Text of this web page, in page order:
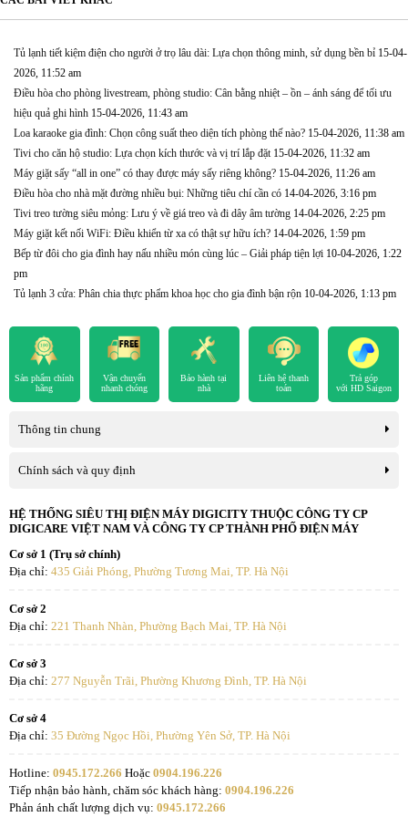
Tủ lạnh tiết kiệm điện cho người ở trọ lâu dài: Lựa chọn thông minh, sử dụng bền bỉ 15-04-
2026, 11:52 am
Điều hòa cho phòng livestream, phòng studio: Cân bằng nhiệt – ồn – ánh sáng để tối ưu
hiệu quả ghi hình 15-04-2026, 11:43 am
Loa karaoke gia đình: Chọn công suất theo diện tích phòng thế nào? 15-04-2026, 11:38 am
Tivi cho căn hộ studio: Lựa chọn kích thước và vị trí lắp đặt 15-04-2026, 11:32 am
Máy giặt sấy “all in one” có thay được máy sấy riêng không? 15-04-2026, 11:26 am
Điều hòa cho nhà mặt đường nhiều bụi: Những tiêu chí cần có 14-04-2026, 3:16 pm
Tivi treo tường siêu mỏng: Lưu ý về giá treo và đi dây âm tường 14-04-2026, 2:25 pm
Máy giặt kết nối WiFi: Điều khiển từ xa có thật sự hữu ích? 14-04-2026, 1:59 pm
Bếp từ đôi cho gia đình hay nấu nhiều món cùng lúc – Giải pháp tiện lợi 10-04-2026, 1:22
pm
Tủ lạnh 3 cửa: Phân chia thực phẩm khoa học cho gia đình bận rộn 10-04-2026, 1:13 pm
Sản phẩm chính
hãng
Vận chuyển
nhanh chóng
Bảo hành tại
nhà
Liên hệ thanh
toán
Trả góp
với HD Saigon
Thông tin chung
Chính sách và quy định
HỆ THỐNG SIÊU THỊ ĐIỆN MÁY DIGICITY THUỘC CÔNG TY CP
DIGICARE VIỆT NAM VÀ CÔNG TY CP THÀNH PHỐ ĐIỆN MÁY
Cơ sở 1 (Trụ sở chính)
Địa chỉ: 435 Giải Phóng, Phường Tương Mai, TP. Hà Nội
Cơ sở 2
Địa chỉ: 221 Thanh Nhàn, Phường Bạch Mai, TP. Hà Nội
Cơ sở 3
Địa chỉ: 277 Nguyễn Trãi, Phường Khương Đình, TP. Hà Nội
Cơ sở 4
Địa chỉ: 35 Đường Ngọc Hồi, Phường Yên Sở, TP. Hà Nội
Hotline: 0945.172.266 Hoặc 0904.196.226
Tiếp nhận bảo hành, chăm sóc khách hàng: 0904.196.226
Phản ánh chất lượng dịch vụ: 0945.172.266